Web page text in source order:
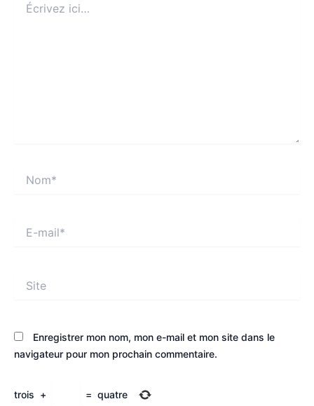
ici…
mail*
Enregistrer mon nom, mon e-mail et mon site dans le
navigateur pour mon prochain commentaire.
trois + = quatre